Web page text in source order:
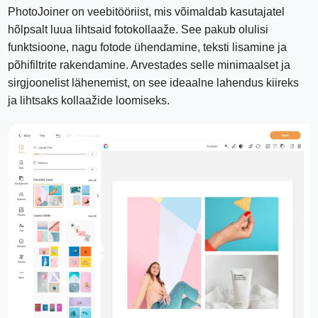
PhotoJoiner on veebitööriist, mis võimaldab kasutajatel
hõlpsalt luua lihtsaid fotokollaaže. See pakub olulisi
funktsioone, nagu fotode ühendamine, teksti lisamine ja
põhifiltrite rakendamine. Arvestades selle minimaalset ja
sirgjoonelist lähenemist, on see ideaalne lahendus kiireks
ja lihtsaks kollaažide loomiseks.